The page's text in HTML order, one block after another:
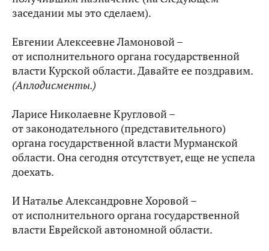
заседании мы это сделаем).
Евгении Алексеевне Ламоновой –
от исполнительного органа государственной
власти Курской области. Давайте ее поздравим.
(Аплодисменты.)
Ларисе Николаевне Кругловой –
от законодательного (представительного)
органа государственной власти Мурманской
области. Она сегодня отсутствует, еще не успела
доехать.
И Наталье Александровне Хоровой –
от исполнительного органа государственной
власти Еврейской автономной области.